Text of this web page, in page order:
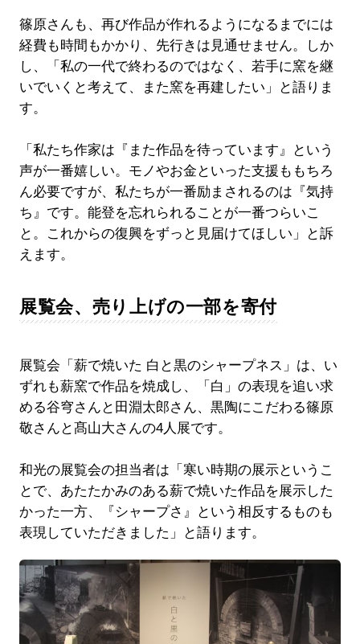
篠原さんも、再び作品が作れるようになるまでには
経費も時間もかかり、先行きは見通せません。しか
し、「私の一代で終わるのではなく、若手に窯を継
いでいくと考えて、また窯を再建したい」と語りま
す。
「私たち作家は『また作品を待っています』という
声が一番嬉しい。モノやお金といった支援ももちろ
ん必要ですが、私たちが一番励まされるのは『気持
ち』です。能登を忘れられることが一番つらいこ
と。これからの復興をずっと見届けてほしい」と訴
えます。
展覧会、売り上げの一部を寄付
展覧会「薪で焼いた 白と黒のシャープネス」は、い
ずれも薪窯で作品を焼成し、「白」の表現を追い求
める谷穹さんと田淵太郎さん、黒陶にこだわる篠原
敬さんと髙山大さんの4人展です。
和光の展覧会の担当者は「寒い時期の展示というこ
とで、あたたかみのある薪で焼いた作品を展示した
かった一方、『シャープさ』という相反するものも
表現していただきました」と語ります。